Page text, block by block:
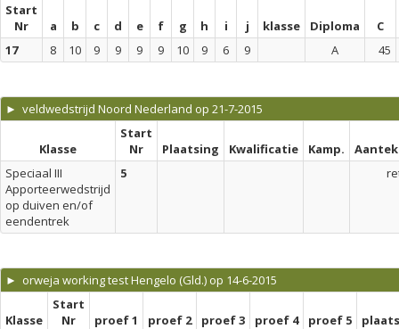
Start
Nr
a b c d e f g h i j klasse Diploma
C
17
8 10 9 9 9 9 10 9 6 9 A 45
► veldwedstrijd Noord Nederland op 21-7-2015
Klasse
Start
Nr
Plaatsing Kwalificatie Kamp.
Speciaal III
Apporteerwedstrijd
op duiven en/of
eendentrek
5
► orweja working test Hengelo (Gld.) op 14-6-2015
Klasse
Start
Nr
proef 1 proef 2 proef 3 proef 4 proef 5